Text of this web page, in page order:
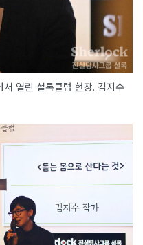
열린 셜록클럽 현장. 김지수